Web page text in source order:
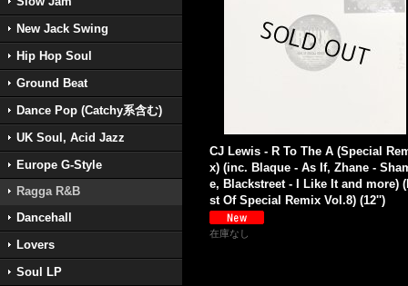
New Jack Swing
Hip Hop Soul
Ground Beat
Dance Pop (Catchy系含む)
UK Soul, Acid Jazz
Europe G-Style
Ragga R&B
Dancehall
Lovers
Soul LP
CJ Lewis - R To The A (Special
x) (inc. Blaque - As If, Zhane -
e, Blackstreet - I Like It and more)
st Of Special Remix Vol.8) (12'')
在庫なし